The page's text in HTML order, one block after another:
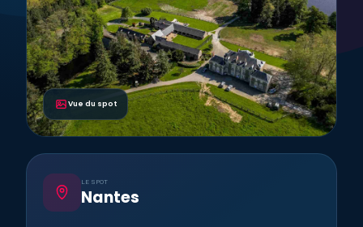
Vue du spot
LE SPOT
Nantes